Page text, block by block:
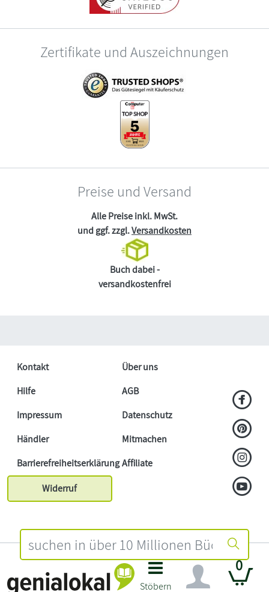
Stöbern
0
Zertifikate und Auszeichnungen
Preise und Versand
Alle Preise inkl. MwSt.
und ggf. zzgl.Versandkosten
Buch dabei -
versandkostenfrei
Kontakt
Über uns
Hilfe
AGB
Impressum
Datenschutz
Händler
Mitmachen
BarrierefreiheitserklärungAffiliate
Widerruf